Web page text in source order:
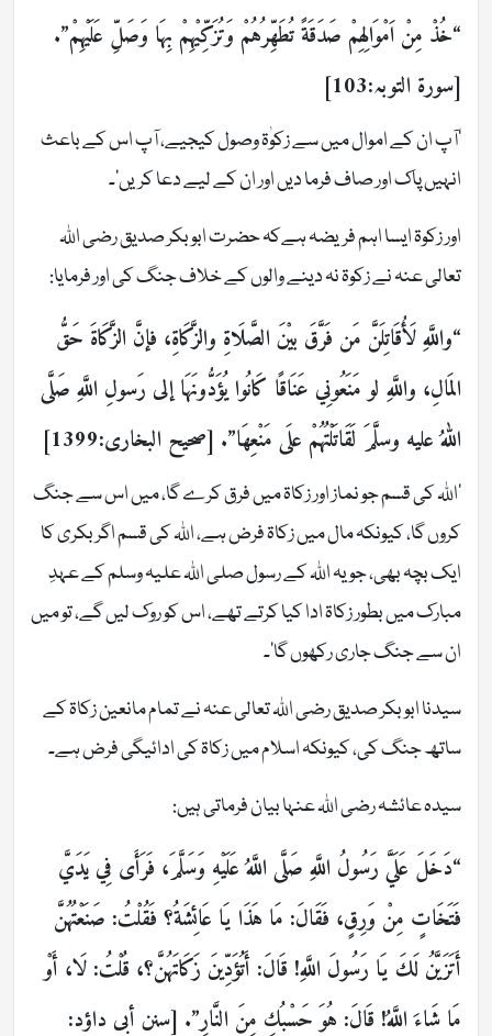
“خُذْ مِنْ اَمْوَالِهِمْ صَدَقَةً تُطَهِّرُهُمْ وَتُزَكِّیْهِمْ بِهَا وَصَلِّ عَلَیْهِمْ”.
[سورۃ التوبہ:103]
’آپ ان کے اموال میں سے زکوٰۃ وصول کیجیے، آپ اس کے باعث
انہیں پاک اور صاف فرما دیں اور ان کے لیے دعا کریں‘۔
اور زکوۃ ایسا اہم فریضہ ہےکہ حضرت ابوبکر صدیق رضی اللہ
تعالی عنہ نے زکوۃ نہ دینے والوں کے خلاف جنگ کی اور فرمایا:
“واللَّهِ لَأُقَاتِلَنَّ مَن فَرَّقَ بيْنَ الصَّلَاةِ والزَّكَاةِ، فإنَّ الزَّكَاةَ حَقُّ
المَالِ، واللَّهِ لو مَنَعُونِي عَنَاقًا كَانُوا يُؤَدُّونَهَا إلى رَسولِ اللَّهِ صَلَّى
اللهُ عليه وسلَّمَ لَقَاتَلْتُهُمْ علَى مَنْعِهَا”. [صحیح البخاری:1399]
’اللہ کی قسم جو نماز اور زکاۃ میں فرق کرے گا، میں اس سے جنگ
کروں گا، کیونکہ مال میں زکاۃ فرض ہے، اللہ کی قسم اگر بکری کا
ایک بچہ بھی، جو یہ اللہ کے رسول صلی اللہ علیہ وسلم کے عہدِ
مبارک میں بطور زکاۃ ادا کیا کرتے تھے، اس کو روک لیں گے، تو میں
ان سے جنگ جاری رکھوں گا‘۔
سیدنا ابوبکر صدیق رضی اللہ تعالی عنہ نے تمام مانعین زکاۃ کے
ساتھ جنگ کی، کیونکہ اسلام میں زکاۃ کی ادائیگی فرض ہے۔
سیدہ عائشہ رضی اللہ عنہا بیان فرماتی ہیں:
“دَخَلَ عَلَيَّ رَسُولُ اللَّهِ صَلَّى اللَّهُ عَلَيْهِ وَسَلَّمَ، فَرَأَى فِي يَدَيَّ
فَتَخَاتٍ مِنْ وَرِقٍ، فَقَالَ: مَا هَذَا يَا عَائِشَةُ؟ فَقُلْتُ: صَنَعْتُهُنَّ
أَتَزَيَّنُ لَكَ يَا رَسُولَ اللَّهِ! قَالَ: أَتُؤَدِّينَ زَكَاتَهُنَّ؟، قُلْتُ: لَا، أَوْ
مَا شَاءَ اللَّهُ! قَالَ: هُوَ حَسْبُكِ مِنَ النَّارِ”. [سنن أبی داؤد: